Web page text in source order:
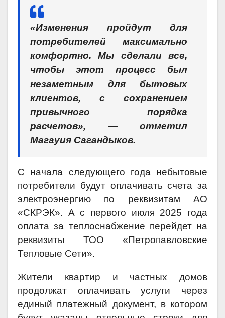
«Изменения пройдут для
потребителей максимально
комфортно. Мы сделали все,
чтобы этот процесс был
незаметным для бытовых
клиентов, с сохранением
привычного порядка
расчетов», — отметил
Магауия Сагандыков.
С начала следующего года небытовые
потребители будут оплачивать счета за
электроэнергию по реквизитам АО
«СКРЭК». А с первого июля 2025 года
оплата за теплоснабжение перейдет на
реквизиты ТОО «Петропавловские
Тепловые Сети».
Жители квартир и частных домов
продолжат оплачивать услуги через
единый платежный документ, в котором